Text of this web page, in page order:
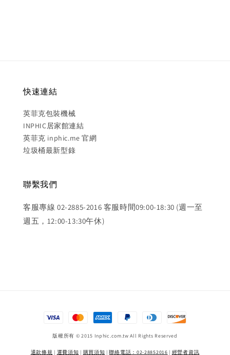
快速連結
英菲克包裝機械
INPHIC居家館連結
英菲克 inphic.me 官網
垃圾桶最新型錄
聯繫我們
客服專線 02-2885-2016 客服時間09:00-18:30 (週一至
週五，12:00-13:30午休)
版權所有 © 2015 Inphic.com.tw All Rights Reserved
退款條規 | 運費須知 | 購買須知 |聯絡電話：02-28852016 | 經營者資訊